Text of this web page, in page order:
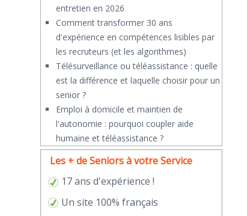
entretien en 2026
Comment transformer 30 ans
d'expérience en compétences lisibles par
les recruteurs (et les algorithmes)
Télésurveillance ou téléassistance : quelle
est la différence et laquelle choisir pour un
senior ?
​Emploi à domicile et maintien de
l'autonomie : pourquoi coupler aide
humaine et téléassistance ?
Les + de Seniors à votre Service
17 ans d'expérience !
Un site 100% français